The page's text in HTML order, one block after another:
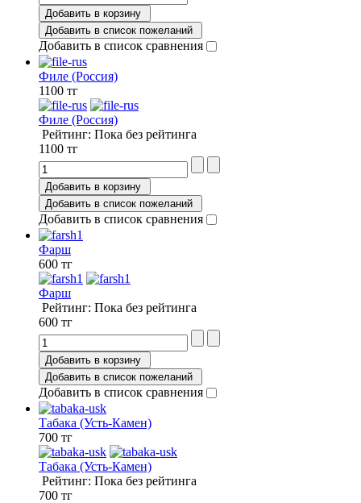
Добавить в корзину
Добавить в список пожеланий
Добавить в список сравнения
Филе (Россия)
1100 тг
Филе (Россия)
Рейтинг: Пока без рейтинга
1100 тг
Добавить в корзину
Добавить в список пожеланий
Добавить в список сравнения
Фарш
600 тг
Фарш
Рейтинг: Пока без рейтинга
600 тг
Добавить в корзину
Добавить в список пожеланий
Добавить в список сравнения
Табака (Усть-Камен)
700 тг
Табака (Усть-Камен)
Рейтинг: Пока без рейтинга
700 тг